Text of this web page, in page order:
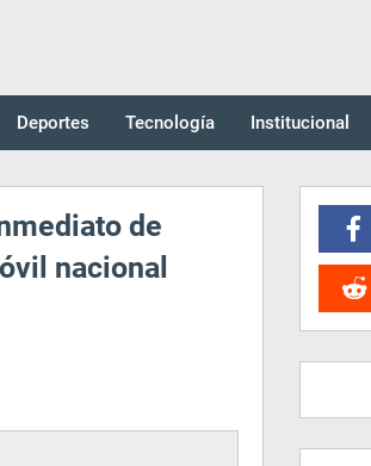
Deportes Tecnología Institucional
de
nacional